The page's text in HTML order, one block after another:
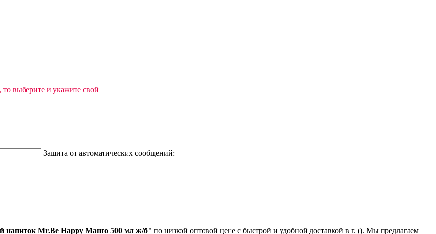
выберите и укажите свой
Защита от автоматических сообщений:
напиток Mr.Be Happy Манго 500 мл ж/б" по низкой оптовой цене с быстрой и удобной доставкой в г. (). Мы предлагаем